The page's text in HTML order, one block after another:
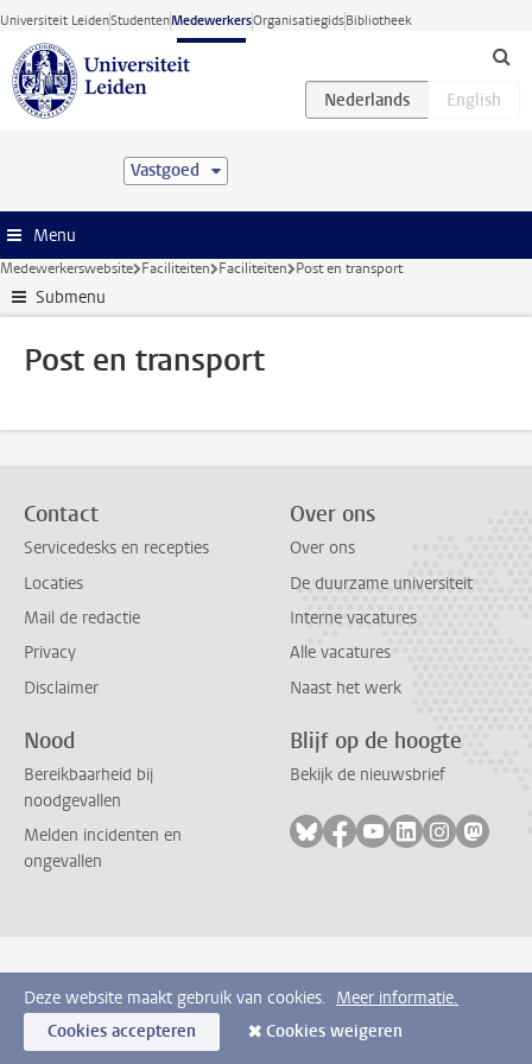
Ga direct naar de inhoud
Universiteit LeidenStudentenMedewerkersOrganisatiegidsBibliotheek
Vastgoed
Menu
Medewerkerswebsite Faciliteiten Faciliteiten Post en transport
Submenu
Post en transport
Contact
Servicedesks en recepties
Locaties
Mail de redactie
Privacy
Disclaimer
Over ons
Over ons
De duurzame universiteit
Interne vacatures
Alle vacatures
Naast het werk
Nood
Bereikbaarheid bij
noodgevallen
Melden incidenten en
ongevallen
Blijf op de hoogte
Bekijk de nieuwsbrief
Volg ons op bluesky
Volg ons op facebook
Volg ons op
Volg ons op
Volg ons
Volg
Deze website maakt gebruik van cookies. Meer informatie.
Cookies accepteren
Cookies weigeren